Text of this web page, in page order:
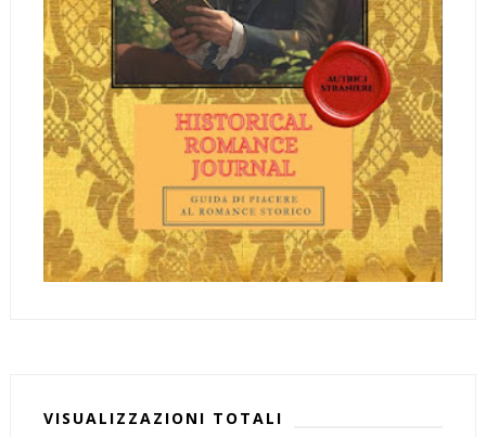
VISUALIZZAZIONI TOTALI